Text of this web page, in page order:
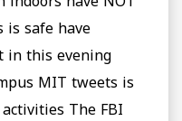
is safe have
in this evening
MIT tweets is
The FBI